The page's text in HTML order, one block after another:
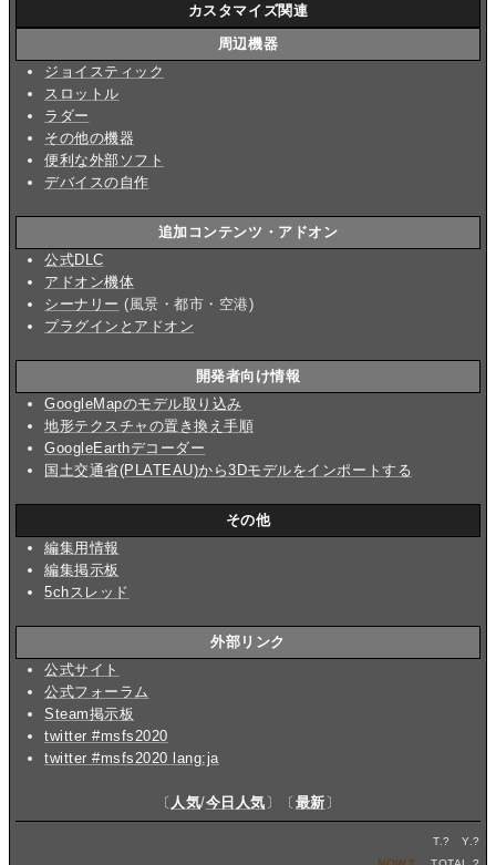
カスタマイズ関連
周辺機器
ジョイスティック
スロットル
ラダー
その他の機器
便利な外部ソフト
デバイスの自作
追加コンテンツ・アドオン
公式DLC
アドオン機体
シーナリー (風景・都市・空港)
プラグインとアドオン
開発者向け情報
GoogleMapのモデル取り込み
地形テクスチャの置き換え手順
GoogleEarthデコーダー
国土交通省(PLATEAU)から3Dモデルをインポートする
その他
編集用情報
編集掲示板
5chスレッド
外部リンク
公式サイト
公式フォーラム
Steam掲示板
twitter #msfs2020
twitter #msfs2020 lang:ja
〔 人気/今日人気 〕〔 最新 〕
T.? Y.?